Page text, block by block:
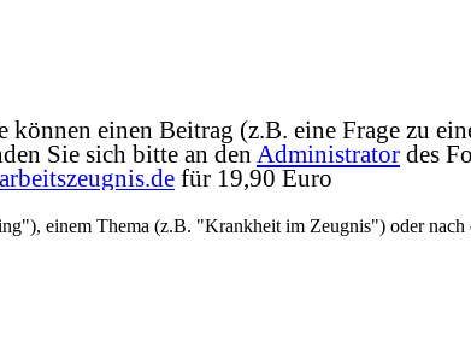
können einen Beitrag (z.B. eine Frage zu
Sie sich bitte an den Administrator des
arbeitszeugnis.de für 19,90 Euro
einem Thema (z.B. "Krankheit im Zeugnis") oder